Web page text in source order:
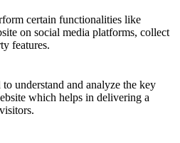
certain functionalities like
on social media platforms, collect
features.
understand and analyze the key
which helps in delivering a